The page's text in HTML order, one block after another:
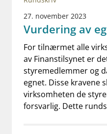
27. november 2023
Vurdering av
For tilnærmet alle
av Finanstilsynet er
styremedlemmer og
egnet. Disse kravene
virksomheten de
forsvarlig. Dette